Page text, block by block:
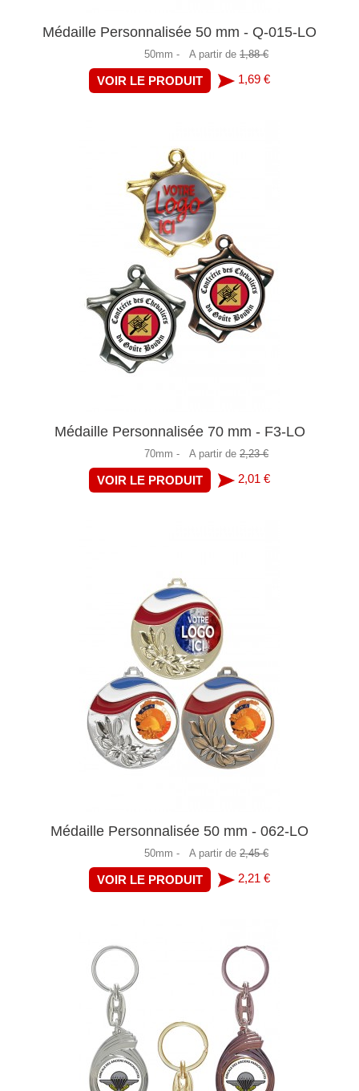
Médaille Personnalisée 50 mm - Q-015-LO
50mm - A partir de 1,88 €
VOIR LE PRODUIT 1,69 €
Médaille Personnalisée 70 mm - F3-LO
70mm - A partir de 2,23 €
VOIR LE PRODUIT 2,01 €
Médaille Personnalisée 50 mm - 062-LO
50mm - A partir de 2,45 €
VOIR LE PRODUIT 2,21 €